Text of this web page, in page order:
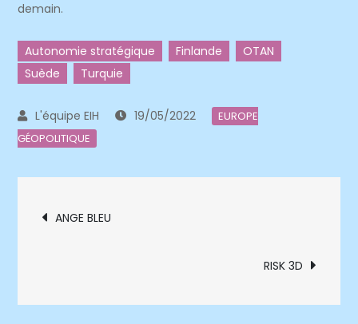
demain.
Autonomie stratégique Finlande
OTAN
Suède
Turquie
19/05/2022
EUROPE
GÉOPOLITIQUE
Navigation
l’article
ANGE BLEU
RISK 3D